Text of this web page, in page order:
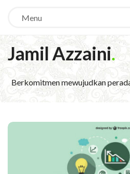
Menu
Jamil Azzaini.
Berkomitmen mewujudkan